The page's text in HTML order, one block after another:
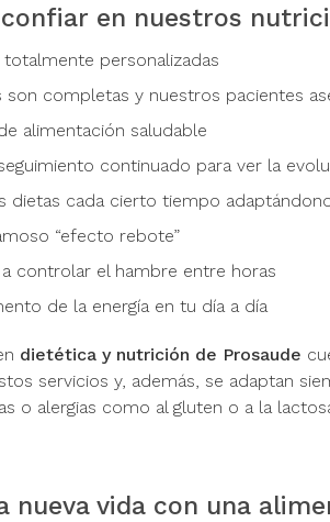
en nuestros
totalmente personalizadas
son completas y nuestros pacientes
alimentación saludable
continuado para ver la
dietas cada cierto tiempo
“efecto rebote”
controlar el hambre entre horas
de la energía en tu día a día
dietética y nutrición de Prosaude
servicios y, además, se adaptan
o alergias como al gluten o a la
nueva vida con una